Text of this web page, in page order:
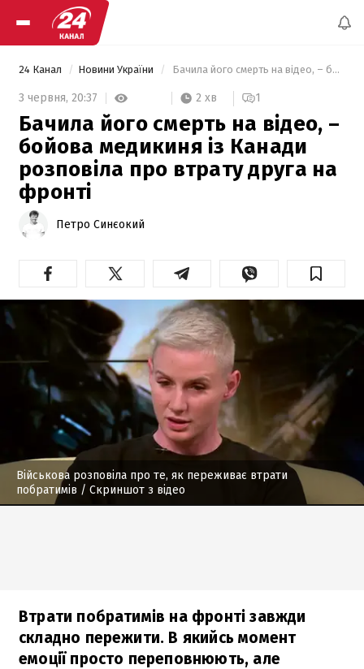
24 Канал Новини України Бачила його смерть на відео, – бойова медикиня із Канади розповіла про втрату друга на фронті
3 червня, 20:37 2 хв 1
Бачила його смерть на відео, –
бойова медикиня із Канади
розповіла про втрату друга на
фронті
Петро Синєокий
Військова розповіла про те, як переживає втрати
побратимів / Скриншот з відео
Втрати побратимів на фронті завжди
складно пережити. В якийсь момент
емоції просто переповнюють, але